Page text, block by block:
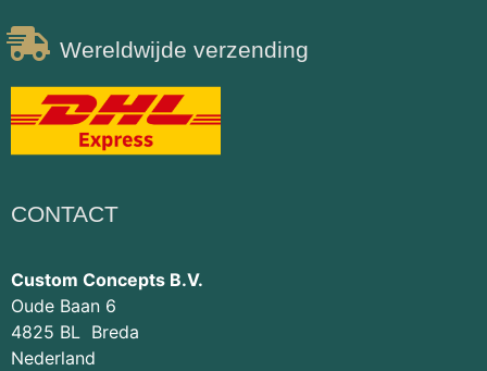
Wereldwijde verzending
CONTACT
Custom Concepts B.V.
Oude Baan 6
4825 BL Breda
Nederland